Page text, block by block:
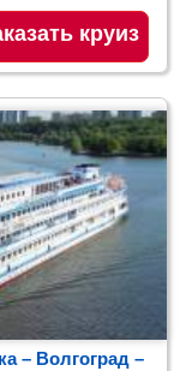
круиз
– Волгоград –